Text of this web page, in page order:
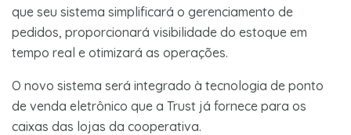
que seu sistema simplificará o gerenciamento de
pedidos, proporcionará visibilidade do estoque em
tempo real e otimizará as operações.
O novo sistema será integrado à tecnologia de ponto
de venda eletrônico que a Trust já fornece para os
caixas das lojas da cooperativa.